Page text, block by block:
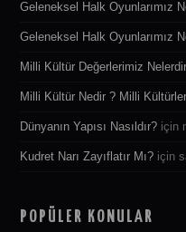
Geleneksel Halk Oyunlarımız
Geleneksel Halk Oyunlarımız
Milli Kültür Değerlerimiz
Milli Kültür Nedir ? Milli
Dünyanın Yapısı Nasıldır? için
Kudret Narı Zayıflatır Mı? için
POPÜLER KONULAR